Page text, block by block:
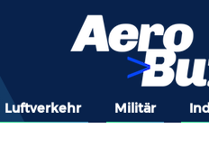
Luftverkehr Militär